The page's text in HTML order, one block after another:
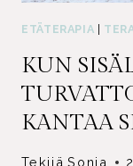
ETÄTERAPIA
KUN
KANTAA
Tekijä Sonja